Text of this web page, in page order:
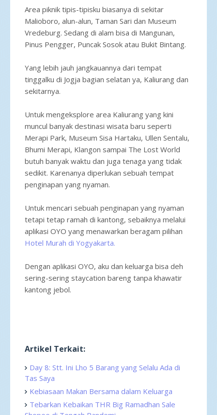
Area piknik tipis-tipisku biasanya di sekitar
Malioboro, alun-alun, Taman Sari dan Museum
Vredeburg. Sedang di alam bisa di Mangunan,
Pinus Pengger, Puncak Sosok atau Bukit Bintang.
Yang lebih jauh jangkauannya dari tempat
tinggalku di Jogja bagian selatan ya, Kaliurang dan
sekitarnya.
Untuk mengeksplore area Kaliurang yang kini
muncul banyak destinasi wisata baru seperti
Merapi Park, Museum Sisa Hartaku, Ullen Sentalu,
Bhumi Merapi, Klangon sampai The Lost World
butuh banyak waktu dan juga tenaga yang tidak
sedikit. Karenanya diperlukan sebuah tempat
penginapan yang nyaman.
Untuk mencari sebuah penginapan yang nyaman
tetapi tetap ramah di kantong, sebaiknya melalui
aplikasi OYO yang menawarkan beragam pilihan
Hotel Murah di Yogyakarta.
Dengan aplikasi OYO, aku dan keluarga bisa deh
sering-sering staycation bareng tanpa khawatir
kantong jebol.
Artikel Terkait:
Day 8: Stt. Ini Lho 5 Barang yang Selalu Ada di
Tas Saya
Kebiasaan Makan Bersama dalam Keluarga
Tebarkan Kebaikan THR Big Ramadhan Sale